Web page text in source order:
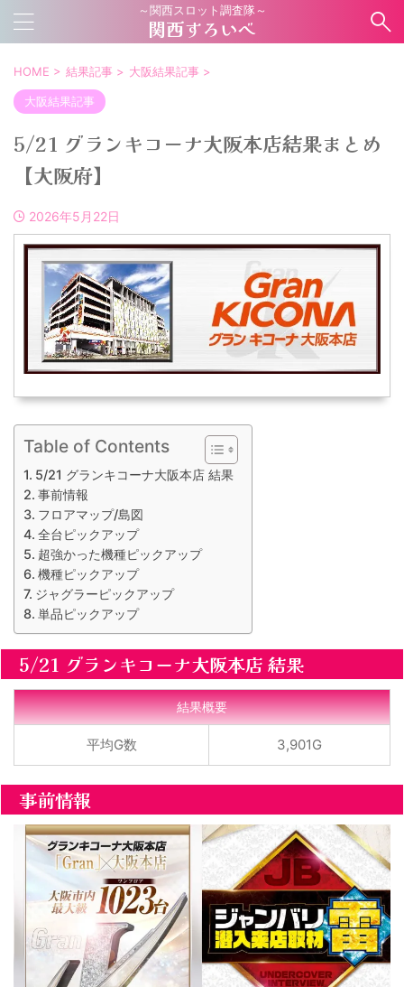
～関西スロット調査隊～
関西すろいべ
HOME > 結果記事 > 大阪結果記事 >
大阪結果記事
5/21 グランキコーナ大阪本店結果まとめ
【大阪府】
2026年5月22日
Table of Contents
5/21 グランキコーナ大阪本店 結果
事前情報
フロアマップ/島図
全台ピックアップ
超強かった機種ピックアップ
機種ピックアップ
ジャグラーピックアップ
単品ピックアップ
5/21 グランキコーナ大阪本店 結果
結果概要
平均G数 3,901G
事前情報